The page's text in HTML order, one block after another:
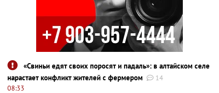
«Свиньи едят своих поросят и падаль»: в алтайском селе
нарастает конфликт жителей с фермером
14
08:33